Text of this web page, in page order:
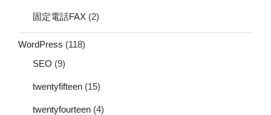
固定電話FAX (2)
WordPress (118)
SEO (9)
twentyfifteen (15)
twentyfourteen (4)